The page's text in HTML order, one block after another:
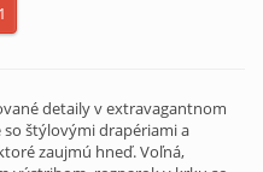
detaily v extravagantnom
štýlovými drapériami a
zaujmú hneď. Voľná,